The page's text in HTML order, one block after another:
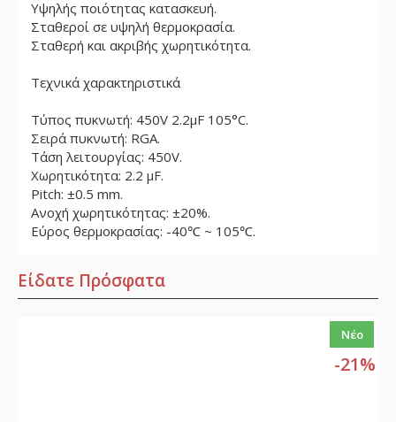
Υψηλής ποιότητας κατασκευή.
Σταθεροί σε υψηλή θερμοκρασία.
Σταθερή και ακριβής χωρητικότητα.
Τεχνικά χαρακτηριστικά
Τύπος πυκνωτή: 450V 2.2μF 105°C.
Σειρά πυκνωτή: RGA.
Τάση λειτουργίας: 450V.
Χωρητικότητα: 2.2 μF.
Pitch: ±0.5 mm.
Ανοχή χωρητικότητας: ±20%.
Εύρος θερμοκρασίας: -40℃ ~ 105℃.
Είδατε Πρόσφατα
Νέο
-21%